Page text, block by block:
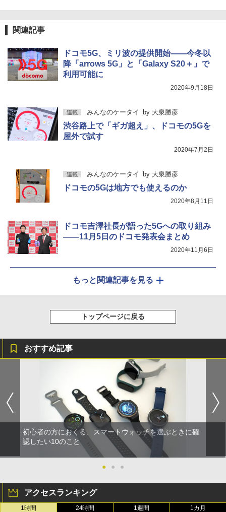
関連記事
ドコモ5G、ミリ波の提供開始――今冬以
降「arrows 5G」と「Galaxy S20＋」で
利用可能に
2020年9月18日
連載 みんなのケータイ by 大泉勝彦
渋谷路上で「ギガ超え」、ドコモの5Gを
屋外で試す
2020年7月2日
連載 みんなのケータイ by 大泉勝彦
ドコモの5Gは地方でも使えるのか
2020年8月11日
ドコモ吉澤社長が語った5Gへの取り組み
――11月5日のドコモ発表会まとめ
2020年11月6日
もっと関連記事を見る
トップページに戻る
おすすめ記事
初心者の方におくる、スマートウォッチを選ぶときに確
認したい10のこと
● ● ●
アクセスランキング
1時間 24時間 1週間 1カ月